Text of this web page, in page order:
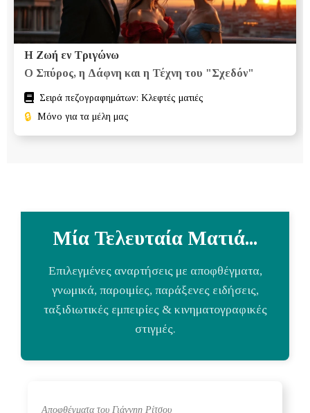
Η Ζωή εν Τριγώνω
Ο Σπύρος, η Δάφνη και η Τέχνη του "Σχεδόν"
Σειρά πεζογραφημάτων: Κλεφτές ματιές
🔒 Μόνο για τα μέλη μας
Μία Τελευταία Ματιά...
Επιλεγμένες αναρτήσεις με αποφθέγματα,
γνωμικά, παροιμίες, παράξενες ειδήσεις,
ταξιδιωτικές εμπειρίες & κινηματογραφικές
στιγμές.
Αποφθέγματα του Γιάννηη Ρίτσου